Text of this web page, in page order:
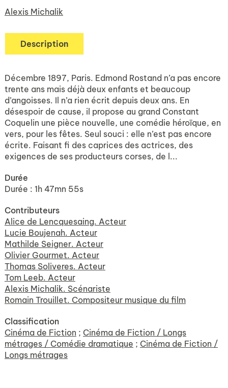
Alexis Michalik
Description
Décembre 1897, Paris. Edmond Rostand n’a pas encore
trente ans mais déjà deux enfants et beaucoup
d’angoisses. Il n’a rien écrit depuis deux ans. En
désespoir de cause, il propose au grand Constant
Coquelin une pièce nouvelle, une comédie héroïque, en
vers, pour les fêtes. Seul souci : elle n’est pas encore
écrite. Faisant fi des caprices des actrices, des
exigences de ses producteurs corses, de l...
Durée
Durée : 1h 47mn 55s
Contributeurs
Alice de Lencquesaing. Acteur
Lucie Boujenah. Acteur
Mathilde Seigner. Acteur
Olivier Gourmet. Acteur
Thomas Soliveres. Acteur
Tom Leeb. Acteur
Alexis Michalik. Scénariste
Romain Trouillet. Compositeur musique du film
Classification
Cinéma de Fiction ; Cinéma de Fiction / Longs
métrages / Comédie dramatique ; Cinéma de Fiction /
Longs métrages